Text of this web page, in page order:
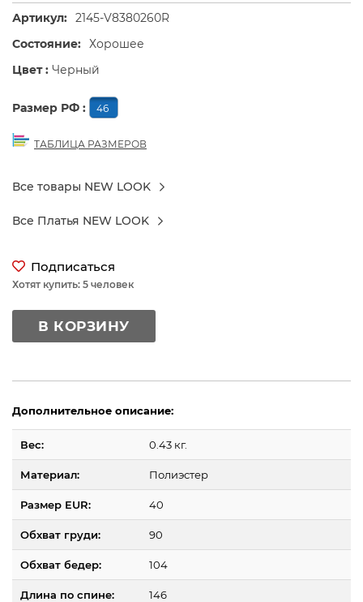
Артикул: 2145-V8380260R
Состояние: Хорошее
Цвет : Черный
Размер РФ : 46
ТАБЛИЦА РАЗМЕРОВ
Все товары NEW LOOK
Все Платья NEW LOOK
Подписаться
Хотят купить: 5 человек
В КОРЗИНУ
Дополнительное описание:
Вес: 0.43 кг.
Материал: Полиэстер
Размер EUR: 40
Обхват груди: 90
Обхват бедер: 104
Длина по спине: 146